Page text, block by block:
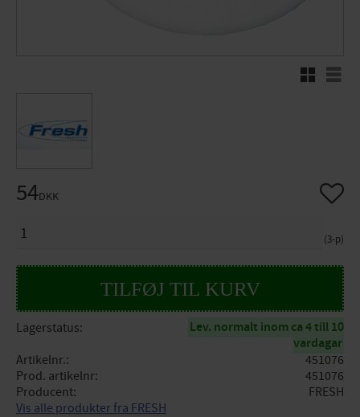
RutenettListe
54DKK
3-p
Gem
Lagerstatus
Lev. normalt inom ca 4 till 10
vardagar
Artikelnr.
451076
Prod. artikelnr
451076
Producent
FRESH
Vis alle produkter fra FRESH